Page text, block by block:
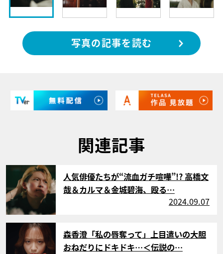
写真の記事を読む
関連記事
サムネイル
人気俳優たちが“流血ガチ喧嘩”!? 高橋文
哉＆カルマ＆金城碧海、殴る…
2024.09.07
サムネイル
森香澄「私の唇奪って」上目遣いの大胆
おねだりにドキドキ…＜伝説の…